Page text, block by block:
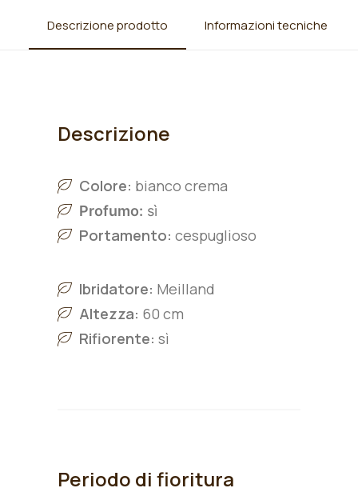
Descrizione prodotto Informazioni tecniche
Descrizione
Colore: bianco crema
Profumo: sì
Portamento: cespuglioso
Ibridatore: Meilland
Altezza: 60 cm
Rifiorente: sì
Periodo di fioritura